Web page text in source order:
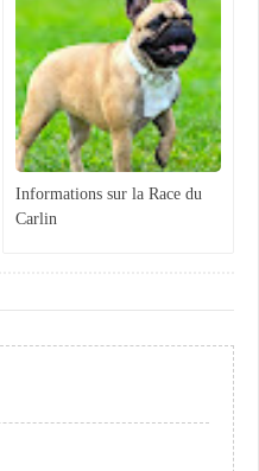
Informations sur la Race du
Carlin